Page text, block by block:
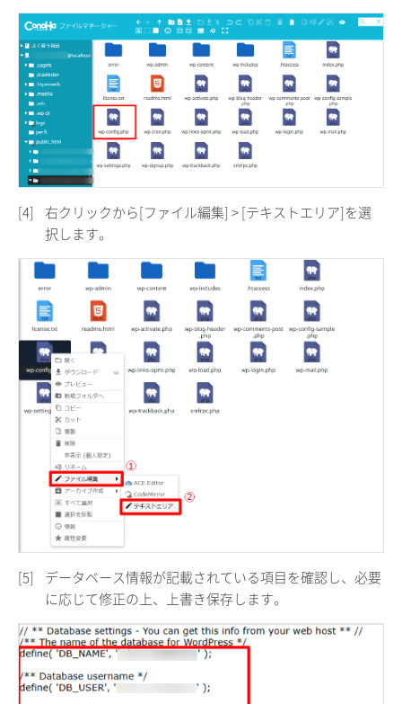
[4]
右クリックから[ファイル編集] > [テキストエリア]を選
択します。
[5]
データベース情報が記載されている項目を確認し、必要
に応じて修正の上、上書き保存します。